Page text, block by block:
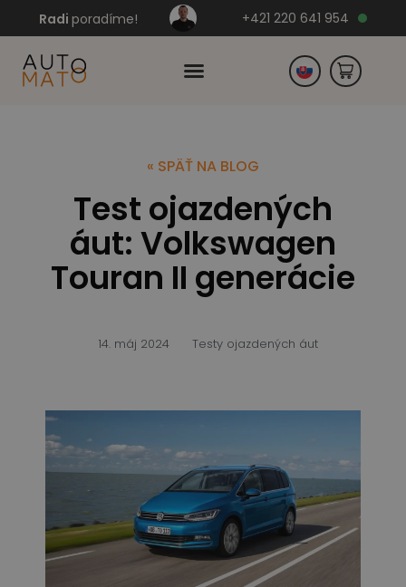
Radi poradíme! +421 220 641 954
Nemecko
« SPÄŤ NA BLOG
Test ojazdených
áut: Volkswagen
Touran II generácie
14. máj 2024 Testy ojazdených áut